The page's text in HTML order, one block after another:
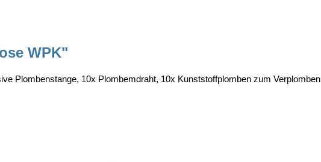
WPK"
Plombenstange, 10x Plombemdraht, 10x Kunststoffplomben zum Verplomben